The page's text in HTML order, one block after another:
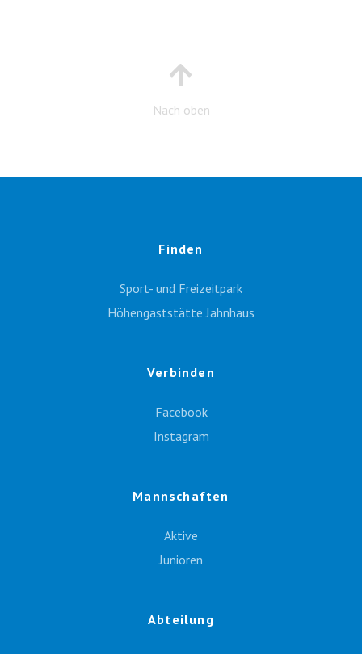
Nach oben
Finden
Sport- und Freizeitpark
Höhengaststätte Jahnhaus
Verbinden
Facebook
Instagram
Mannschaften
Aktive
Junioren
Abteilung